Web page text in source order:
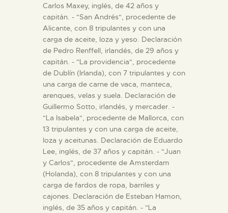
Carlos Maxey, inglés, de 42 años y
capitán. - "San Andrés", procedente de
Alicante, con 8 tripulantes y con una
carga de aceite, loza y yeso. Declaración
de Pedro Renffell, irlandés, de 29 años y
capitán. - "La providencia", procedente
de Dublín (Irlanda), con 7 tripulantes y con
una carga de carne de vaca, manteca,
arenques, velas y suela. Declaración de
Guillermo Sotto, irlandés, y mercader. -
"La Isabela", procedente de Mallorca, con
13 tripulantes y con una carga de aceite,
loza y aceitunas. Declaración de Eduardo
Lee, inglés, de 37 años y capitán. - "Juan
y Carlos", procedente de Amsterdam
(Holanda), con 8 tripulantes y con una
carga de fardos de ropa, barriles y
cajones. Declaración de Esteban Hamon,
inglés, de 35 años y capitán. - "La